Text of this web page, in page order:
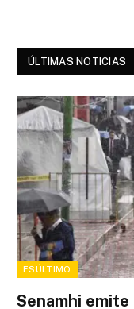
ÚLTIMAS NOTICIAS
ESÚLTIMO
Senamhi